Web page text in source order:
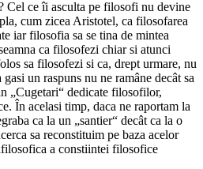
Cel ce îi asculta pe filosofi nu devine
cum zicea Aristotel, ca filosofarea
iar filosofia sa se tina de mintea
ca filosofezi chiar si atunci
sa filosofezi si ca, drept urmare, nu
un raspuns nu ne ramâne decât sa
„Cugetari“ dedicate filosofilor,
În acelasi timp, daca ne raportam la
ca la un „santier“ decât ca la o
sa reconstituim pe baza acelor
a constiintei filosofice